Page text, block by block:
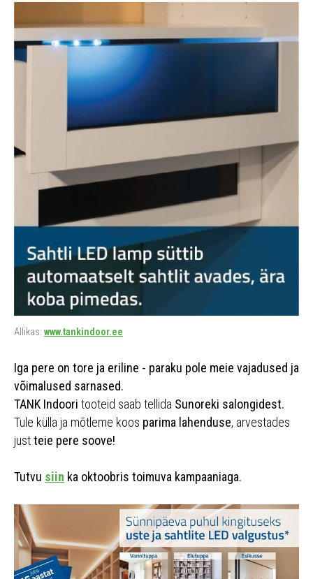
Allikas: www.tankindoor.ee
Iga pere on tore ja eriline - paraku pole meie vajadused ja
võimalused sarnased.
TANK Indoori tooteid saab tellida Sunoreki salongidest.
Tule külla ja mõtleme koos parima lahenduse, arvestades
justteie pere soove!
Tutvu siin ka oktoobris toimuva kampaaniaga.